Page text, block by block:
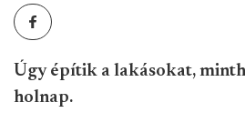
Úgy építik a lakásokat,
holnap.